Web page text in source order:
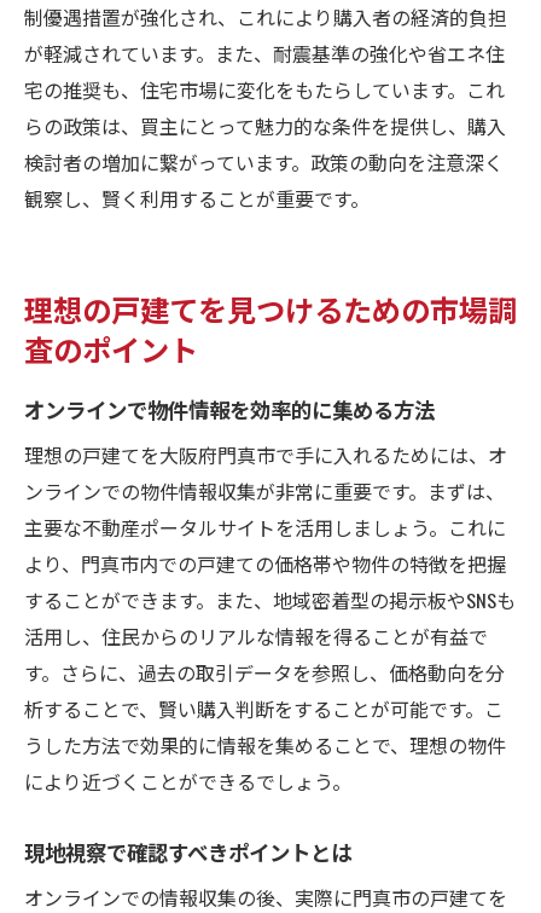
制優遇措置が強化され、これにより購入者の経済的負担
が軽減されています。また、耐震基準の強化や省エネ住
宅の推奨も、住宅市場に変化をもたらしています。これ
らの政策は、買主にとって魅力的な条件を提供し、購入
検討者の増加に繋がっています。政策の動向を注意深く
観察し、賢く利用することが重要です。
理想の戸建てを見つけるための市場調
査のポイント
オンラインで物件情報を効率的に集める方法
理想の戸建てを大阪府門真市で手に入れるためには、オ
ンラインでの物件情報収集が非常に重要です。まずは、
主要な不動産ポータルサイトを活用しましょう。これに
より、門真市内での戸建ての価格帯や物件の特徴を把握
することができます。また、地域密着型の掲示板やSNSも
活用し、住民からのリアルな情報を得ることが有益で
す。さらに、過去の取引データを参照し、価格動向を分
析することで、賢い購入判断をすることが可能です。こ
うした方法で効果的に情報を集めることで、理想の物件
により近づくことができるでしょう。
現地視察で確認すべきポイントとは
オンラインでの情報収集の後、実際に門真市の戸建てを